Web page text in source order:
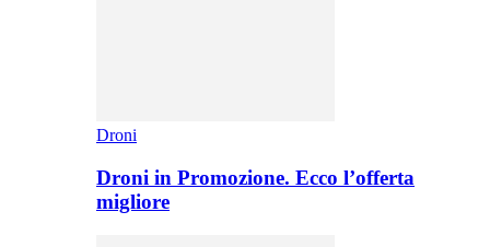
Droni
Droni in Promozione. Ecco l’offerta
migliore